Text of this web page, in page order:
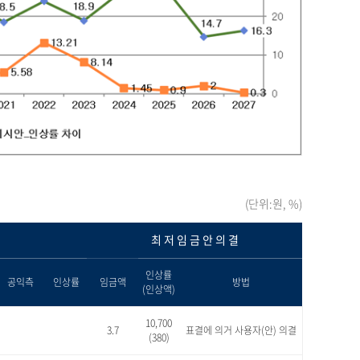
(단위:원, %)
최 저 임 금 안 의 결
공익측 인상률 임금액
인상률
(인상액)
방법
3.7
10,700
(380)
표결에 의거 사용자(안) 의결